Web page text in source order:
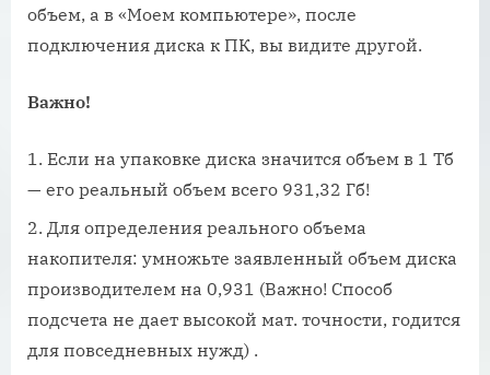
объем, а в «Моем компьютере», после
подключения диска к ПК, вы видите другой.
Важно!
Если на упаковке диска значится объем в 1 Тб
— его реальный объем всего 931,32 Гб!
Для определения реального объема
накопителя: умножьте заявленный объем диска
производителем на 0,931 (Важно! Способ
подсчета не дает высокой мат. точности, годится
для повседневных нужд) .